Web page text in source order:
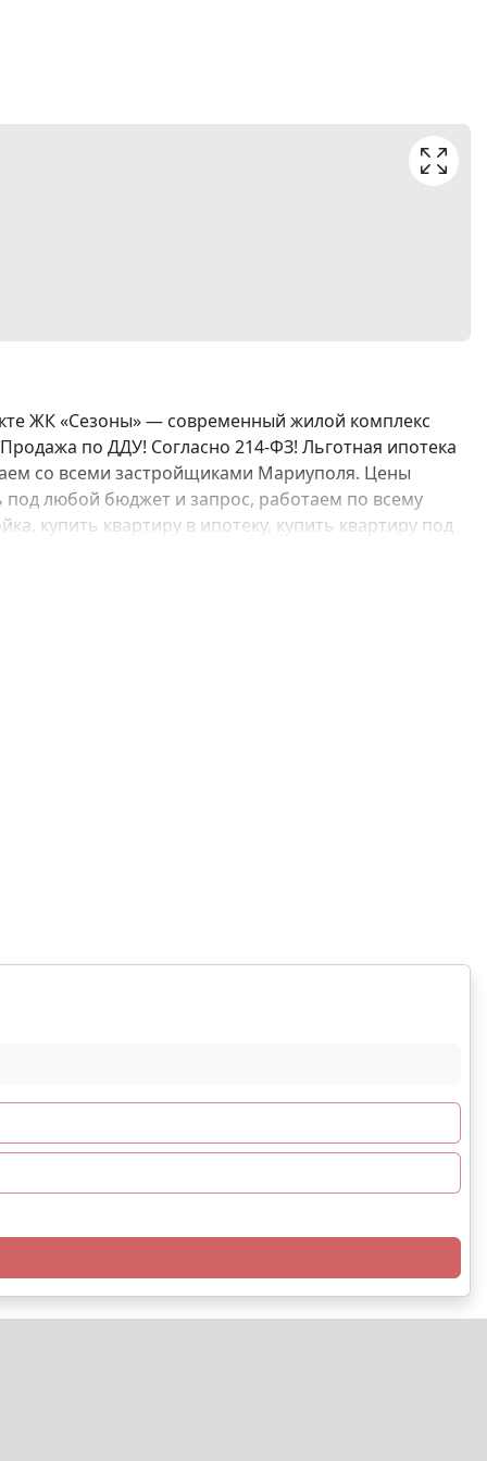
ЖК «Сезоны» — современный жилой комплекс
по ДДУ! Согласно 214-ФЗ! Льготная ипотека
со всеми застройщиками Мариуполя. Цены
любой бюджет и запрос, работаем по всему
купить квартиру в ипотеку, купить квартиру под